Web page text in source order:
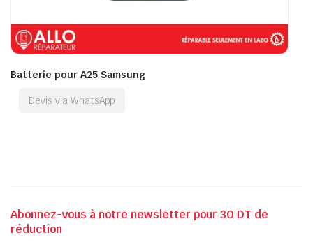
Batterie pour A25 Samsung
Devis via WhatsApp
Abonnez-vous à notre newsletter pour 30 DT de
réduction